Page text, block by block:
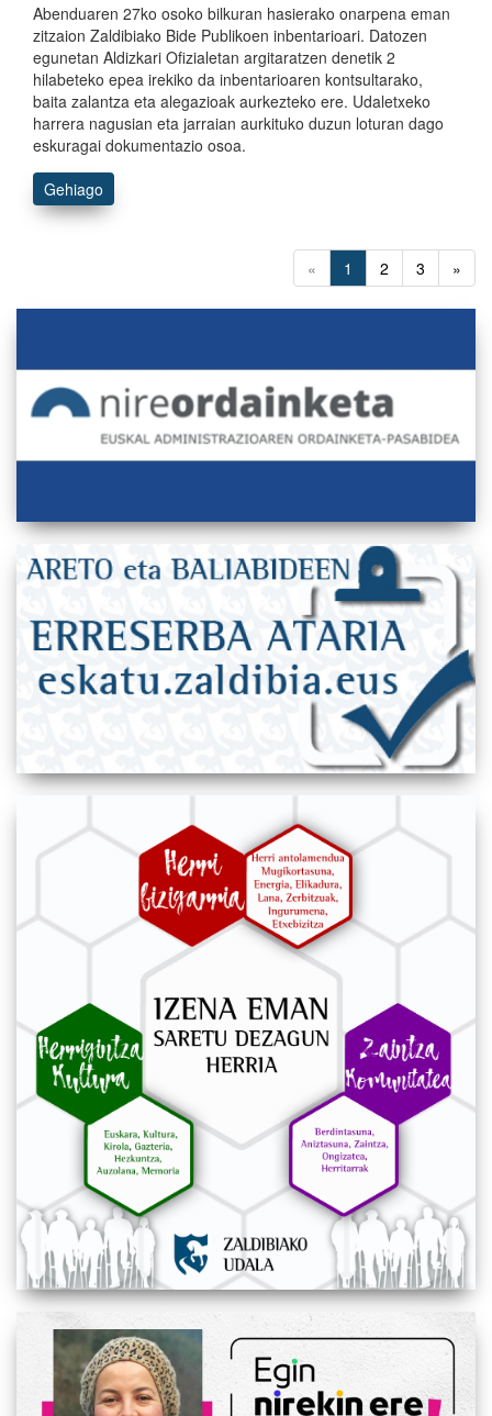
Abenduaren 27ko osoko bilkuran hasierako onarpena eman
zitzaion Zaldibiako Bide Publikoen inbentarioari. Datozen
egunetan Aldizkari Ofizialetan argitaratzen denetik 2
hilabeteko epea irekiko da inbentarioaren kontsultarako,
baita zalantza eta alegazioak aurkezteko ere. Udaletxeko
harrera nagusian eta jarraian aurkituko duzun loturan dago
eskuragai dokumentazio osoa.
Gehiago
« 1 2 3 »